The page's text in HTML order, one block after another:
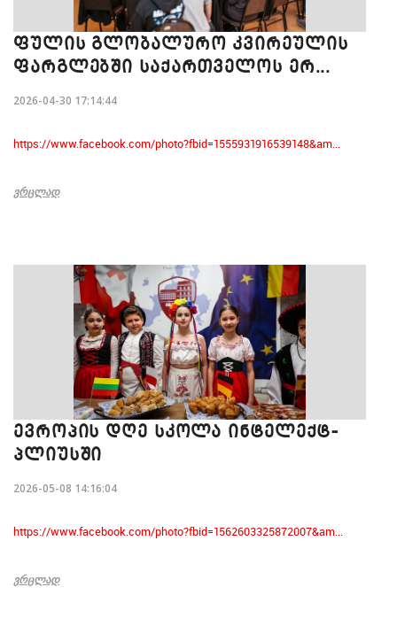
ᲤᲣᲚᲘᲡ ᲒᲚᲝᲑᲐᲚᲣᲠᲝ ᲙᲕᲘᲠᲔᲣᲚᲘᲡ
ᲤᲐᲠᲒᲚᲔᲑᲨᲘ ᲡᲐᲥᲐᲠᲗᲕᲔᲚᲝᲡ ᲔᲠ...
2026-04-30 17:14:44
https://www.facebook.com/photo?fbid=1555931916539148&am...
ᲕᲠᲪᲚᲐᲓ
ᲔᲕᲠᲝᲞᲘᲡ ᲓᲦᲔ ᲡᲙᲝᲚᲐ ᲘᲜᲢᲔᲚᲔᲥᲢ-
ᲞᲚᲘᲣᲡᲨᲘ
2026-05-08 14:16:04
https://www.facebook.com/photo?fbid=1562603325872007&am...
ᲕᲠᲪᲚᲐᲓ